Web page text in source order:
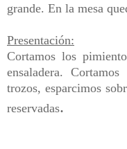
grande. En la mesa
Presentación:
Cortamos los
ensaladera.
trozos, esparcimos
reservadas.